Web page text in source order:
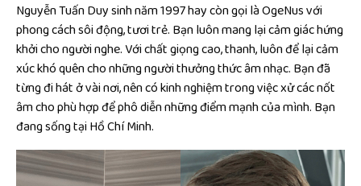
Nguyễn Tuấn Duy sinh năm 1997 hay còn gọi là OgeNus với
phong cách sôi động, tươi trẻ. Bạn luôn mang lại cảm giác hứng
khởi cho người nghe. Với chất giọng cao, thanh, luôn để lại cảm
xúc khó quên cho những người thưởng thức âm nhạc. Bạn đã
từng đi hát ở vài nơi, nên có kinh nghiệm trong việc xử các nốt
âm cho phù hợp để phô diễn những điểm mạnh của mình. Bạn
đang sống tại Hồ Chí Minh.